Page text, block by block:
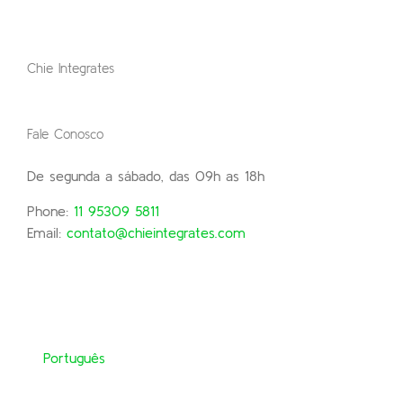
Chie Integrates
Fale Conosco
De segunda a sábado, das 09h as 18h
Phone: 11 95309 5811
Email: contato@chieintegrates.com
Português